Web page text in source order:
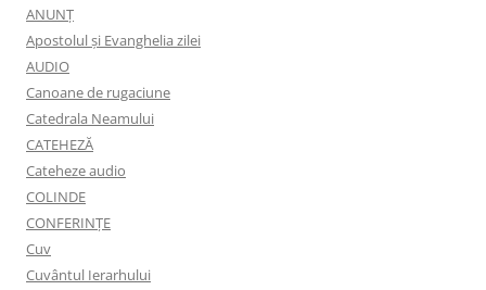
ANUNŢ
Apostolul şi Evanghelia zilei
AUDIO
Canoane de rugaciune
Catedrala Neamului
CATEHEZĂ
Cateheze audio
COLINDE
CONFERINȚE
Cuv
Cuvântul Ierarhului